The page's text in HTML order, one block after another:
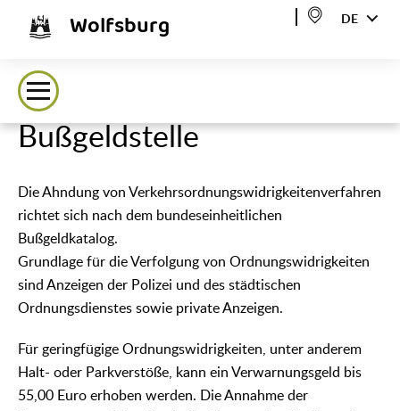
Wolfsburg DE
Bußgeldstelle
Die Ahndung von Verkehrsordnungswidrigkeitenverfahren
richtet sich nach dem bundeseinheitlichen
Bußgeldkatalog.
Grundlage für die Verfolgung von Ordnungswidrigkeiten
sind Anzeigen der Polizei und des städtischen
Ordnungsdienstes sowie private Anzeigen.
Für geringfügige Ordnungswidrigkeiten, unter anderem
Halt- oder Parkverstöße, kann ein Verwarnungsgeld bis
55,00 Euro erhoben werden. Die Annahme der